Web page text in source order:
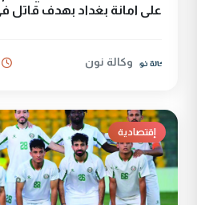
على امانة بغداد بهدف قاتل
وكالة نون
إقتصادية